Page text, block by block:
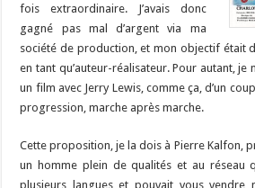
fois extraordinaire. J’avais donc
gagné pas mal d’argent via ma
société de production, et mon objectif était
en tant qu’auteur-réalisateur. Pour autant, je
un film avec Jerry Lewis, comme ça, d’un
progression, marche après marche.
Cette proposition, je la dois à Pierre Kalfon,
un homme plein de qualités et au réseau
plusieurs langues et pouvait vous vendre